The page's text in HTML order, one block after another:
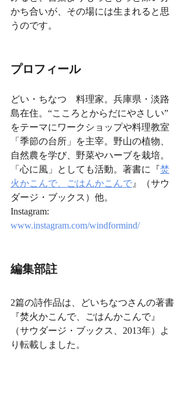
かち合いが、その場には生まれると思
うのです。
プロフィール
どい・ちなつ　料理家。兵庫県・淡路
島在住。“こころとからだにやさしい”
をテーマにワークショップや料理教室
「季節の台所」を主宰。野山の植物、
自然農を学び、野菜やハーブを栽培。
「心に風」としても活動。著書に『焚
火かこんで、ごはんかこんで 』（サウ
ダージ・ブックス）他。
Instagram:
www.instagram.com/windformind/
編集部註
2篇の詩作品は、どいちなつさんの著書
『焚火かこんで、ごはんかこんで』
（サウダージ・ブックス、2013年）よ
り転載しました。